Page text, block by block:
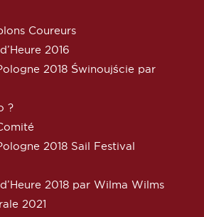
Coureurs
2016
2018 Świnoujście par
?
2018 Sail Festival
2018 par Wilma Wilms
2021